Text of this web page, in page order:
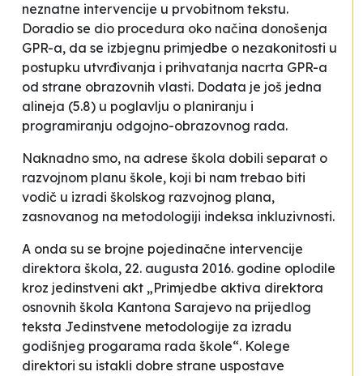
neznatne intervencije u prvobitnom tekstu.
Doradio se dio procedura oko načina donošenja
GPR-a, da se izbjegnu primjedbe o nezakonitosti u
postupku utvrđivanja i prihvatanja nacrta GPR-a
od strane obrazovnih vlasti. Dodata je još jedna
alineja (5.8) u poglavlju o planiranju i
programiranju odgojno-obrazovnog rada.
Naknadno smo, na adrese škola dobili separat o
razvojnom planu škole, koji bi nam trebao biti
vodič u izradi školskog razvojnog plana,
zasnovanog na metodologiji indeksa inkluzivnosti.
A onda su se brojne pojedinačne intervencije
direktora škola, 22. augusta 2016. godine oplodile
kroz jedinstveni akt „Primjedbe aktiva direktora
osnovnih škola Kantona Sarajevo na prijedlog
teksta Jedinstvene metodologije za izradu
godišnjeg progarama rada škole“. Kolege
direktori su istakli dobre strane uspostave